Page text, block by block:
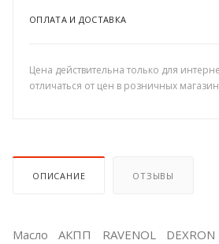
ОПЛАТА И ДОСТАВКА
Цена действительна только для
отличаться от цен в розничных
ОПИСАНИЕ ОТЗЫВЫ
Масло АКПП RAVENOL